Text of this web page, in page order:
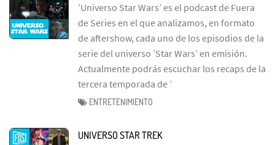
’Universo Star Wars’ es el podcast de Fuera
de Series en el que analizamos, en formato
de aftershow, cada uno de los episodios de la
serie del universo ’Star Wars’ en emisión.
Actualmente podrás escuchar los recaps de la
tercera temporada de ’
ENTRETENIMIENTO
UNIVERSO STAR TREK